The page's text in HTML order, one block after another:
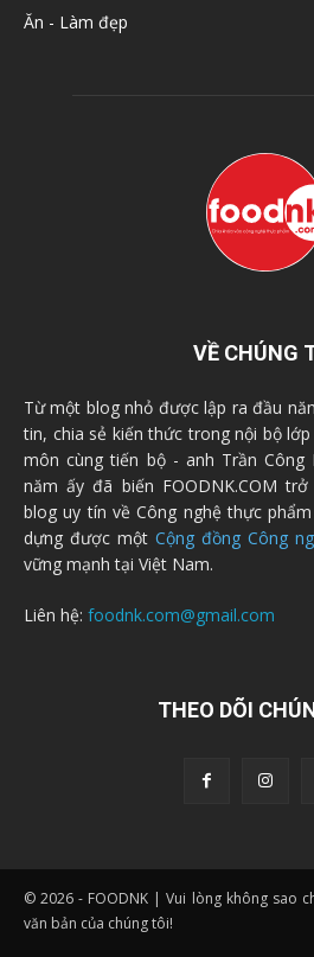
Ăn - Làm đẹp
VỀ CHÚNG
Từ một blog nhỏ được lập ra đầu
tin, chia sẻ kiến thức trong nội bộ
môn cùng tiến bộ - anh Trần
năm ấy đã biến FOODNK.COM
blog uy tín về Công nghệ thực
dựng được một Cộng đồng Công
vững mạnh tại Việt Nam.
Liên hệ: foodnk.com@gmail.com
THEO DÕI
© 2026 - FOODNK | Vui lòng không sao
văn bản của chúng tôi!